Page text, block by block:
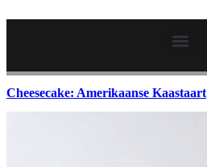
Cheesecake: Amerikaanse Kaastaart